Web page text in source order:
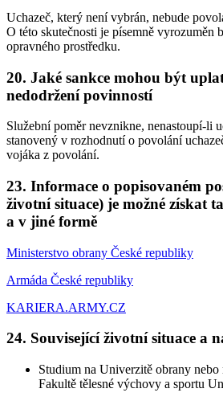
Uchazeč, který není vybrán, nebude
O této skutečnosti je písemně vyrozuměn
opravného prostředku.
20. Jaké sankce mohou být
nedodržení povinností
Služební poměr nevznikne, nenastoupí-li
stanovený v rozhodnutí o povolání
vojáka z povolání.
23. Informace o popisovaném
životní situace) je možné získat
a v jiné formě
Ministerstvo obrany České republiky
Armáda České republiky
KARIERA.ARMY.CZ
24. Související životní situace a
Studium na Univerzitě obrany
Fakultě tělesné výchovy a sportu